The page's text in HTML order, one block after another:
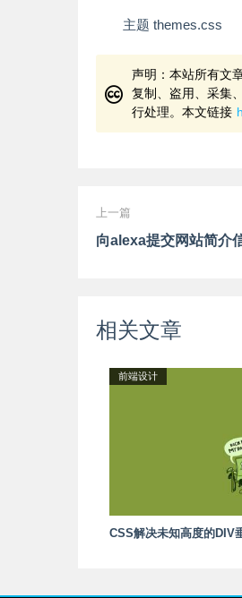
主题 themes.css
声明：本站所有文
复制、盗用、采集
行处理。本文链接
上一篇
向alexa提交网站简介
相关文章
前端设计
CSS解决未知高度的DIV